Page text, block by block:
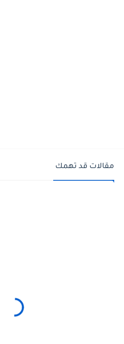
مقالات قد تهمك